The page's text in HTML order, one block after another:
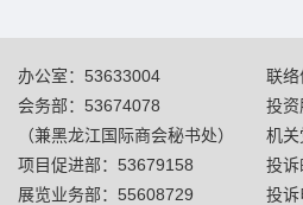
办公室：53633004
会务部：53674078
（兼黑龙江国际商会秘书处）
项目促进部：53679158
展览业务部：55608729
联
投
机
投
投